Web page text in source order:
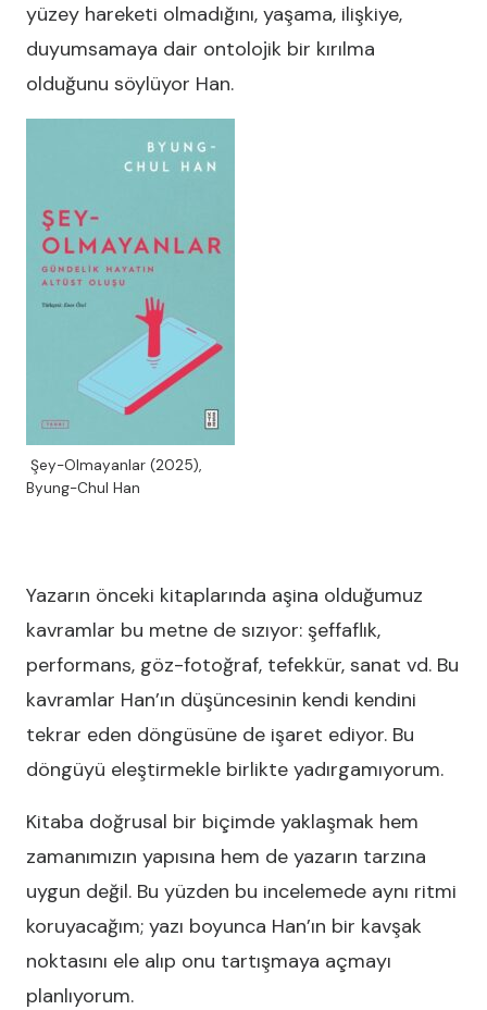
yüzey hareketi olmadığını, yaşama, ilişkiye,
duyumsamaya dair ontolojik bir kırılma
olduğunu söylüyor Han.
Şey-Olmayanlar (2025),
Byung-Chul Han
Yazarın önceki kitaplarında aşina olduğumuz
kavramlar bu metne de sızıyor: şeffaflık,
performans, göz-fotoğraf, tefekkür, sanat vd. Bu
kavramlar Han’ın düşüncesinin kendi kendini
tekrar eden döngüsüne de işaret ediyor. Bu
döngüyü eleştirmekle birlikte yadırgamıyorum.
Kitaba doğrusal bir biçimde yaklaşmak hem
zamanımızın yapısına hem de yazarın tarzına
uygun değil. Bu yüzden bu incelemede aynı ritmi
koruyacağım; yazı boyunca Han’ın bir kavşak
noktasını ele alıp onu tartışmaya açmayı
planlıyorum.